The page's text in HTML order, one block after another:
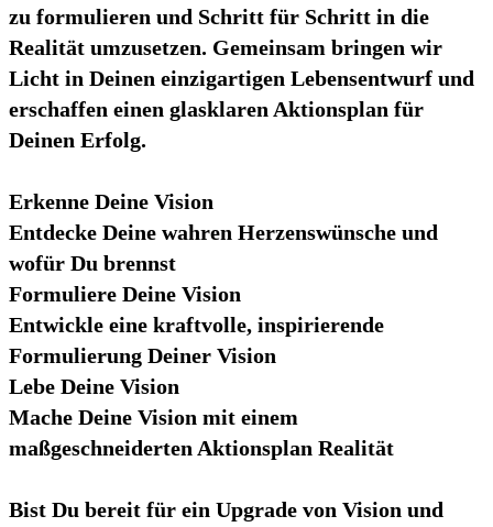
zu formulieren und Schritt für Schritt in die
Realität umzusetzen. Gemeinsam bringen wir
Licht in Deinen einzigartigen Lebensentwurf und
erschaffen einen glasklaren Aktionsplan für
Deinen Erfolg.
Erkenne Deine Vision
Entdecke Deine wahren Herzenswünsche und
wofür Du brennst
Formuliere Deine Vision
Entwickle eine kraftvolle, inspirierende
Formulierung Deiner Vision
Lebe Deine Vision
Mache Deine Vision mit einem
maßgeschneiderten Aktionsplan Realität
Bist Du bereit für ein Upgrade von Vision und